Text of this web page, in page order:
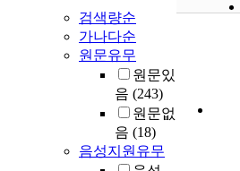
검색량순
가나다순
원문유무
원문있
음 (243)
원문없
음 (18)
음성지원유무